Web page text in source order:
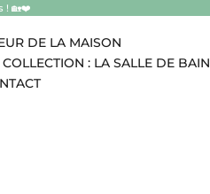
! 🏡❤️
DE LA MAISON
: LA SALLE DE BAIN